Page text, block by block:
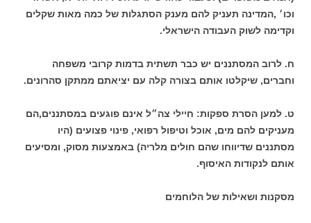
וכו׳ ,המדינה תעניק להם מענק הסתגלות של כמה מאות שקלים
וקדימה לשוק העבודה הישראלי.
ח. לרוב המסתננים יש כבר תשתית בדמות קרובי משפחה
וחברים, שיקלטו אותם בצורה קלה עם יציאתם ממתקן סהרונים.
ט. למען הסרת ספקות: חיילי צה״ל אינם פוגעים במסתננים,הם
מעניקים להם מים, אוכל וטיפול רפואי, פינוי פצועים (היו
מסתננים שדיווחו שהם חולים מלריה) באמצעות מסוק, ומסיעים
אותם לנקודות האיסוף.
מסקנות ושאילות של הלוחמים